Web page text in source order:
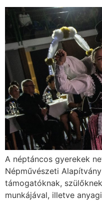
A néptáncos gyerekek
Népművészeti
támogatóknak,
munkájával, illetve